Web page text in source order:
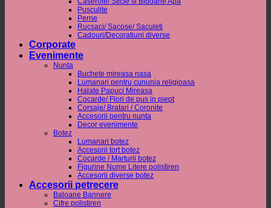
Pusculite
Perne
Rucsaci/ Sacose/ Saculeti
Cadouri/Decoratiuni diverse
Corporate
Evenimente
Nunta
Buchete mireasa nasa
Lumanari pentru cununia religioasa
Halate Papuci Mireasa
Cocarde/ Flori de pus in piept
Corsaje/ Bratari / Coronite
Accesorii pentru nunta
Decor evenimente
Botez
Lumanari botez
Accesorii tort botez
Cocarde / Marturii botez
Figurine Nume Litere polistiren
Accesorii diverse botez
Accesorii petrecere
Baloane Bannere
Cifre polistiren